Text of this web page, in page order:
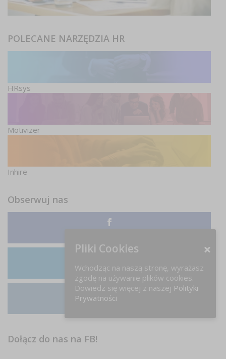
POLECANE NARZĘDZIA HR
HRsys
Motivizer
Inhire
Obserwuj nas
LinkedIn
Dołącz do nas na FB!
Pliki Cookies
Wchodząc na naszą stronę, wyrażasz
zgodę na używanie plików cookies.
Dowiedz się więcej z naszej Polityki
Prywatności